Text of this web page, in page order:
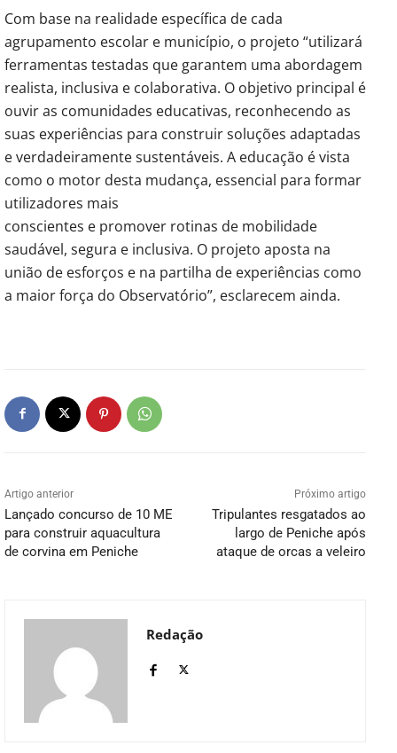
Com base na realidade específica de cada
agrupamento escolar e município, o projeto “utilizará
ferramentas testadas que garantem uma abordagem
realista, inclusiva e colaborativa. O objetivo principal é
ouvir as comunidades educativas, reconhecendo as
suas experiências para construir soluções adaptadas
e verdadeiramente sustentáveis. A educação é vista
como o motor desta mudança, essencial para formar
utilizadores mais
conscientes e promover rotinas de mobilidade
saudável, segura e inclusiva. O projeto aposta na
união de esforços e na partilha de experiências como
a maior força do Observatório”, esclarecem ainda.
Artigo anterior
Lançado concurso de 10 ME
para construir aquacultura
de corvina em Peniche
Próximo artigo
Tripulantes resgatados ao
largo de Peniche após
ataque de orcas a veleiro
Redação